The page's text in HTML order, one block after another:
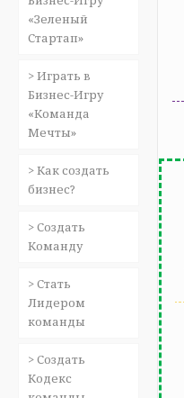
«Зеленый
Стартап»
> Играть в
Бизнес-Игру
«Команда
Мечты»
> Как создать
бизнес?
> Создать
Команду
> Стать
Лидером
команды
> Создать
Кодекс